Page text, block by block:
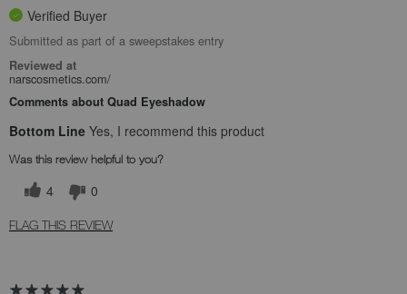
Verified Buyer
Submitted as part of a sweepstakes entry
Reviewed at
narscosmetics.com/
Comments about Quad Eyeshadow
Bottom Line Yes, I recommend this product
Was this review helpful to you?
4 0
FLAG THIS REVIEW